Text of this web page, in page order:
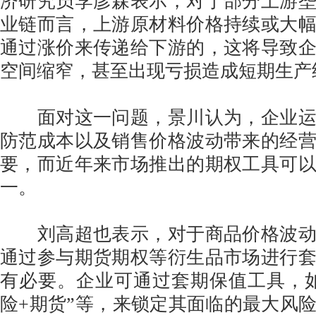
业链而言，上游原材料价格持续或大
通过涨价来传递给下游的，这将导致
空间缩窄，甚至出现亏损造成短期生
面对这一问题，景川认为，企业运
防范成本以及销售价格波动带来的经
要，而近年来市场推出的期权工具可
一。
刘高超也表示，对于商品价格波动
通过参与期货期权等衍生品市场进行
有必要。企业可通过套期保值工具，
险+期货”等，来锁定其面临的最大风